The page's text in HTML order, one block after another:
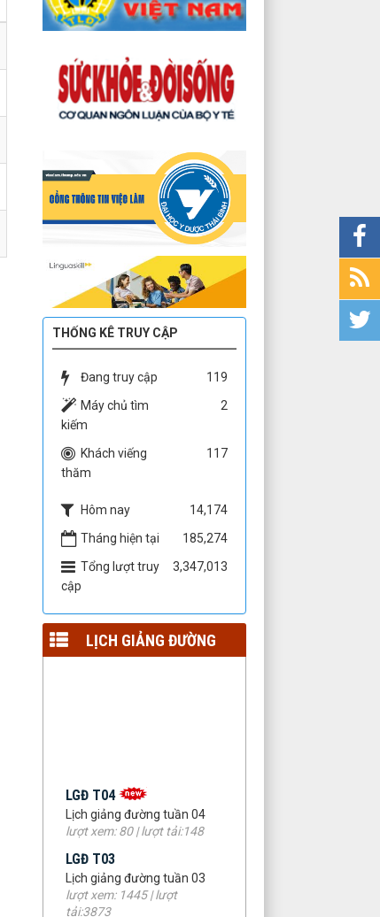
THỐNG KÊ TRUY CẬP
Đang truy cập
119
Máy chủ tìm
kiếm
2
Khách viếng
thăm
117
Hôm nay
14,174
Tháng hiện tại
185,274
Tổng lượt truy
cập
3,347,013
LỊCH GIẢNG ĐƯỜNG
Lịch giảng đường tuần 04
lượt xem: 80 | lượt tải:148
LGĐ T03
Lịch giảng đường tuần 03
lượt xem: 1445 | lượt
tải:3873